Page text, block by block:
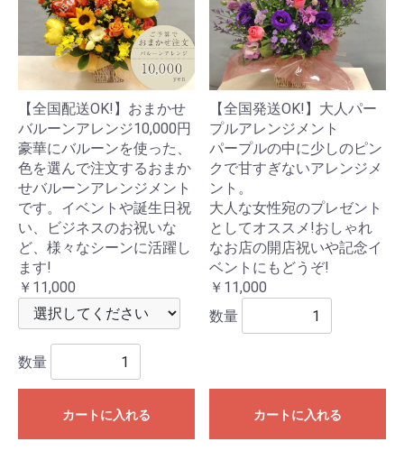
【全国配送OK!】おまかせ
バルーンアレンジ10,000円
豪華にバルーンを使った、
色を選んで注文するおまか
せバルーンアレンジメント
です。イベントや誕生日祝
い、ビジネスのお祝いな
ど、様々なシーンに活躍し
ます!
￥11,000
数量
カートに入れる
【全国発送OK!】大人パー
プルアレンジメント
パープルの中に少しのピン
クで甘すぎないアレンジメ
ント。
大人な女性宛のプレゼント
としてオススメ!おしゃれ
なお店の開店祝いや記念イ
ベントにもどうぞ!
￥11,000
数量
カートに入れる